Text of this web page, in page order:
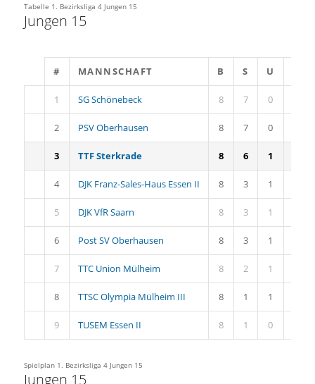
Tabelle 1. Bezirksliga 4 Jungen 15
Jungen 15
# MANNSCHAFT B S U
1 SG Schönebeck 8 7 0
2 PSV Oberhausen 8 7 0
3 TTF Sterkrade 8 6 1
4 DJK Franz-Sales-Haus Essen II 8 3 1
5 DJK VfR Saarn 8 3 1
6 Post SV Oberhausen 8 3 1
7 TTC Union Mülheim 8 2 1
8 TTSC Olympia Mülheim III 8 1 1
9 TUSEM Essen II 8 1 0
Spielplan 1. Bezirksliga 4 Jungen 15
Jungen 15